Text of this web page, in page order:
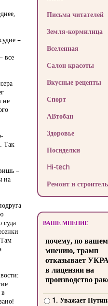
–
все
не
Так
–
на
суда
Письма читателей
Земля-кормилица
Вселенная
Салон красоты
Вкусные рецепты
Спорт
АВтобан
Здоровье
Посиделки
Hi-tech
Ремонт и
ВАШЕ МНЕНИЕ
почему, по
мнению, трамп
отказывает
в лицензии на
производство
1. Уважает